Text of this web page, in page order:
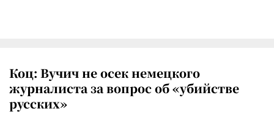
Коц: Вучич не осек немецкого
журналиста за вопрос об «убийстве
русских»